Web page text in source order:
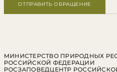
ОТПРАВИТЬ ОБРАЩЕНИЕ
МИНИСТЕРСТВО ПРИРОДНЫХ
РОССИЙСКОЙ ФЕДЕРАЦИИ
РОСЗАПОВЕДЦЕНТР